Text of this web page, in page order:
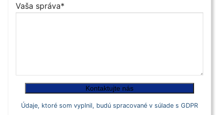
Vaša správa*
Údaje, ktoré som vyplnil, budú spracované v súlade s GDPR